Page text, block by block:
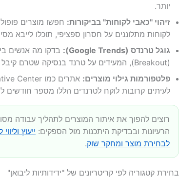
יותר.
זיהוי "כאבי לקוחות" בביקורות:
לקוחות מתלוננים על חסרון ספציפי, תוכלו לייבא
גוגל טרנדס (Google Trends):
בדקו מה אנשים
(Breakout), המעידים על טרנד בנסיקה שטרם קיבל מענה מלא.
פלטפורמות גילוי מוצרים:
לעיתים קרובות לוקח לטרנדים הללו מספר חודשים
רוצים להפוך את איתור המוצרים לתהליך עבודה
הרעיונות ובבדיקת היתכנות מול הספקים: ייעוץ
לבחירת מוצר ומחקר שוק.
בחירת קטגוריה לפי קריטריונים של "ידידותיות ליבואן"